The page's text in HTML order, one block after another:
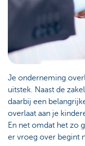
Je onderneming
uitstek. Naast de
daarbij een
overlaat aan je
En net omdat het zo
er vroeg over begint